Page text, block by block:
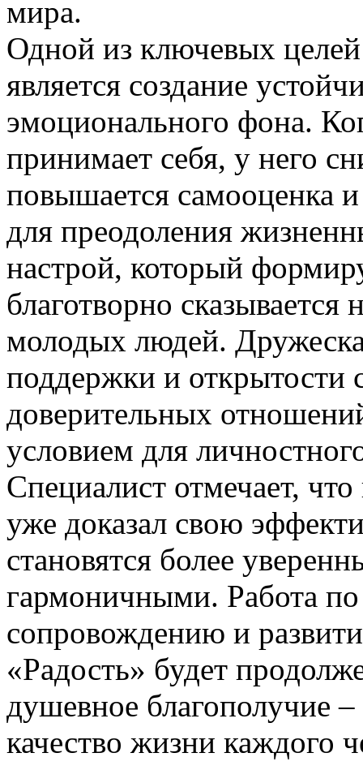
мира.
Одной из ключевых
является создание
эмоционального фона.
принимает себя, у него
повышается самооценка
для преодоления
настрой, который
благотворно
молодых людей.
поддержки и открытости
доверительных
условием для
Специалист отмечает,
уже доказал свою
становятся более
гармоничными. Работа
сопровождению и
«Радость» будет
душевное благополучие
качество жизни каждого